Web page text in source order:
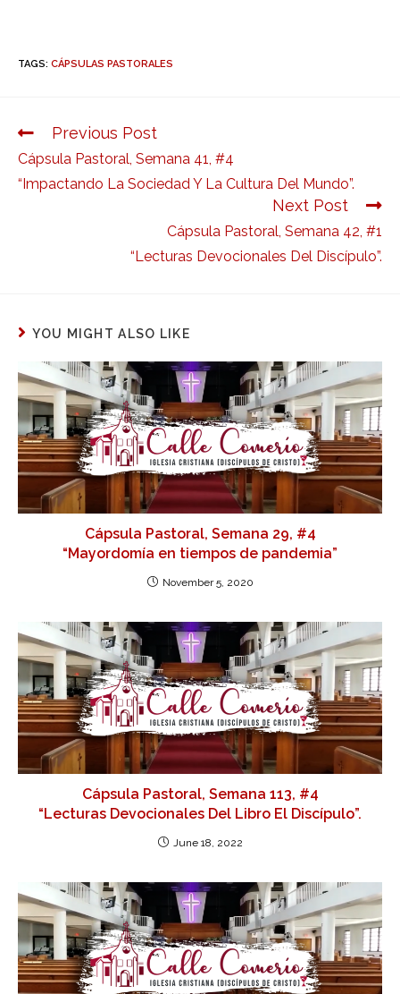
TAGS: CÁPSULAS PASTORALES
Previous Post
Cápsula Pastoral, Semana 41, #4
“Impactando La Sociedad Y La Cultura Del Mundo”.
Next Post
Cápsula Pastoral, Semana 42, #1
“Lecturas Devocionales Del Discípulo”.
YOU MIGHT ALSO LIKE
Cápsula Pastoral, Semana 29, #4
“Mayordomía en tiempos de pandemia”
November 5, 2020
Cápsula Pastoral, Semana 113, #4
“Lecturas Devocionales Del Libro El Discípulo”.
June 18, 2022